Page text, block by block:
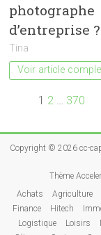
photographe
d’entreprise ?
Tina
Voir article
Page:1 2 … 370
Copyright © 2026cc-
Thème
Achats
Agriculture
Finance
Hitech
Logistique
Loisirs